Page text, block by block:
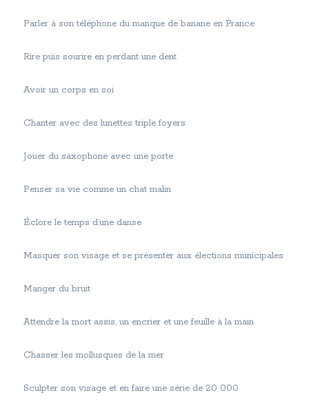
Parler à son téléphone du manque de banane en France
Rire puis sourire en perdant une dent
Avoir un corps en soi
Chanter avec des lunettes triple foyers
Jouer du saxophone avec une porte
Penser sa vie comme un chat malin
Éclore le temps d’une danse
Masquer son visage et se présenter aux élections municipales
Manger du bruit
Attendre la mort assis, un encrier et une feuille à la main
Chasser les mollusques de la mer
Sculpter son visage et en faire une série de 20 000